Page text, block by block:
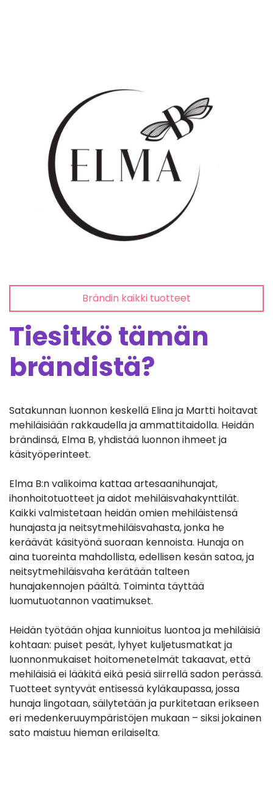
Brändin kaikki tuotteet
Tiesitkö tämän
brändistä?
Satakunnan luonnon keskellä Elina ja Martti hoitavat
mehiläisiään rakkaudella ja ammattitaidolla. Heidän
brändinsä, Elma B, yhdistää luonnon ihmeet ja
käsityöperinteet.
Elma B:n valikoima kattaa artesaanihunajat,
ihonhoitotuotteet ja aidot mehiläisvahakynttilät.
Kaikki valmistetaan heidän omien mehiläistensä
hunajasta ja neitsytmehiläisvahasta, jonka he
keräävät käsityönä suoraan kennoista. Hunaja on
aina tuoreinta mahdollista, edellisen kesän satoa, ja
neitsytmehiläisvaha kerätään talteen
hunajakennojen päältä. Toiminta täyttää
luomutuotannon vaatimukset.
Heidän työtään ohjaa kunnioitus luontoa ja mehiläisiä
kohtaan: puiset pesät, lyhyet kuljetusmatkat ja
luonnonmukaiset hoitomenetelmät takaavat, että
mehiläisiä ei lääkitä eikä pesiä siirrellä sadon perässä.
Tuotteet syntyvät entisessä kyläkaupassa, jossa
hunaja lingotaan, säilytetään ja purkitetaan erikseen
eri medenkeruuympäristöjen mukaan – siksi jokainen
sato maistuu hieman erilaiselta.